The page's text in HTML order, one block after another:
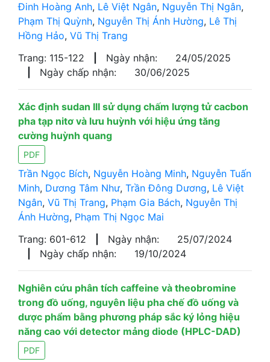
Đinh Hoàng Anh, Lê Việt Ngân, Nguyễn Thị Ngân,
Phạm Thị Quỳnh, Nguyễn Thị Ánh Hường, Lê Thị
Hồng Hảo, Vũ Thị Trang
Trang: 115-122
Ngày nhận:
24/05/2025
Ngày chấp nhận: 30/06/2025
Xác định sudan III sử dụng chấm lượng tử cacbon
pha tạp nitơ và lưu huỳnh với hiệu ứng tăng
cường huỳnh quang
PDF
Trần Ngọc Bích, Nguyễn Hoàng Minh, Nguyễn Tuấn
Minh, Dương Tâm Như, Trần Đông Dương, Lê Việt
Ngân, Vũ Thị Trang, Phạm Gia Bách, Nguyễn Thị
Ánh Hường, Phạm Thị Ngọc Mai
Trang: 601-612
Ngày nhận:
25/07/2024
Ngày chấp nhận: 19/10/2024
Nghiên cứu phân tích caffeine và theobromine
trong đồ uống, nguyên liệu pha chế đồ uống và
dược phẩm bằng phương pháp sắc ký lỏng hiệu
năng cao với detector mảng diode (HPLC-DAD)
PDF